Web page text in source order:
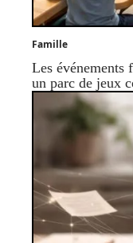
Famille
Les événements
un parc de jeux